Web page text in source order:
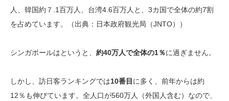
人、韓国約７.1百万人、台湾4.6百万人と、3カ国で全体の約7割
を占めています。（出典：日本政府観光局（JNTO））
シンガポールはというと、 約40万人で全体の1％に過ぎません。
しかし、訪日客ランキングでは10番目に多く、前年からは約
12％も伸びています。全人口が560万人（外国人含む）なので、